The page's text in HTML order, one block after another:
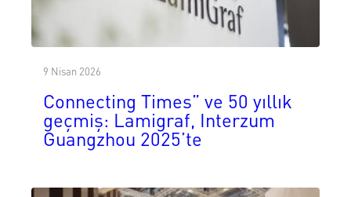
9 Nisan 2026
Connecting Times” ve 50 yıllık
geçmiş: Lamigraf, Interzum
Guangzhou 2025’te